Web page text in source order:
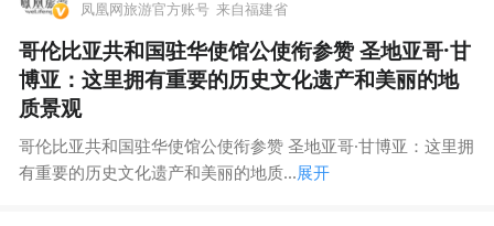
凤凰网旅游官方账号 来自福建省
哥伦比亚共和国驻华使馆公使衔参赞 圣地亚哥·甘
博亚：这里拥有重要的历史文化遗产和美丽的地
质景观
哥伦比亚共和国驻华使馆公使衔参赞 圣地亚哥·甘博亚：这里拥
有重要的历史文化遗产和美丽的地质...展开